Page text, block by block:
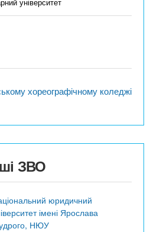
хореографічному коледжі
ЗВО
юридичний
імені Ярослава
НЮУ